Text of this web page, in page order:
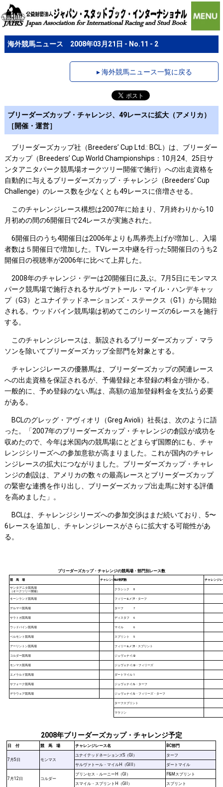
海外競馬ニュース 2008年03月21日 - No.11 - 2
▸ 海外競馬ニュース一覧に戻る
ブリーダーズカップ・チャレンジ、49レースに拡大（アメリカ）
［開催・運営］
ブリーダーズカップ社（Breeders’ Cup Ltd.: BCL）は、ブリーダー
ズカップ（Breeders’ Cup World Championships：10月24、25日サ
ンタアニタパーク競馬場オークツリー開催で施行）への出走資格を
自動的に与えるブリーダーズカップ・チャレンジ（Breeders’ Cup
Challenge）のレース数を少なくとも49レースに倍増させる。
このチャレンジレース構想は2007年に始まり、7月終わりから10
月初めの間の6開催日で24レースが実施された。
6開催日のうち4開催日は2006年よりも馬券売上げが増加し、入場
者数は５開催日で増加した。TVレース中継を行った5開催日のうち2
開催日の視聴率が2006年に比べて上昇した。
2008年のチャレンジ・デーは20開催日に及ぶ。7月5日にモンマス
パーク競馬場で施行されるサルヴァトール・マイル・ハンデキャッ
プ（G3）とユナイテッドネーションズ・ステークス（G1）から開始
される。ウッドバイン競馬場は初めてこのシリーズの6レースを施行
する。
このチャレンジレースは、新設されるブリーダーズカップ・マラ
ソンを除いてブリーダーズカップ全部門を対象とする。
チャレンジレースの優勝馬は、ブリーダーズカップの関連レース
への出走資格を保証されるが、予備登録と本登録の料金が掛かる。
一般的に、予め登録のない馬は、高額の追加登録料金を支払う必要
がある。
BCLのグレッグ・アヴィオリ（Greg Avioli）社長は、次のように語
った。「2007年のブリーダーズカップ・チャレンジの創設が成功を
収めたので、今年は米国内の競馬場にとどまらず国際的にも、チャ
レンジシリーズへの参加意欲が高まりました。これが国内のチャレ
ンジレースの拡大につながりました。ブリーダーズカップ・チャレ
ンジの創設は、アメリカの数々の最高レースとブリーダーズカップ
の緊密な連携を作り出し、ブリーダーズカップ出走馬に対する評価
を高めました」。
BCLは、チャレンジシリーズへの参加交渉はまだ続いており、5〜
6レースを追加し、チャレンジレースがさらに拡大する可能性があ
る。
ブリーダーズカップ・チャレンジの競馬場・部門別レース数
競 馬 場 チャレンジレース数
サンタアニタ競馬場
（オークツリー開催）
8
キーンランド競馬場 7
デルマー競馬場 7
サラトガ競馬場 6
ウッドバイン競馬場 6
ベルモント競馬場 5
アーリントン競馬場 3
コルダー競馬場 2
モンマス競馬場 2
エメラルド競馬場 1
サフォーク競馬場 1
デラウェア競馬場 1
BC部門 チャレンジレ
クラシック
フィリー&メア・ターフ
ターフ
ディスタフ
マイル
スプリント
フィリー&メア・スプリント
ジュヴェナイル
ジュヴェナイル・フィリーズ
ダートマイル
ジュヴェナイル・ターフ
ジュヴェナイル・フィリーズ・ターフ
ターフスプリント
マラソン
2008年ブリーダーズカップ・チャレンジ予定
日 付 競 馬 場 チャレンジレース名 BC部門
7月5日 モンマス
ユナイテッドネーションズS（GI）
ターフ
サルヴァトール・マイルH（GIII）
ダートマイル
7月12日 コルダー
プリンセス・ルーニーH（GI）
F&Mスプリント
スマイル・スプリントH（GII）
スプリント